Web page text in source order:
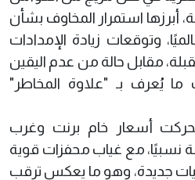
أبرزها استمرار المخاوف بشأن
وتوقعات زيادة الإمدادات
مقابل حالة من عدم اليقين
يُعرف بـ "علاوة المخاطر"
تحركت أسعار خام برنت وغرب
مع غياب محفزات قوية
جديدة، وهو ما يعكس ترقب